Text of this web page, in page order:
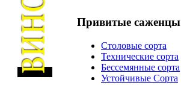
Привитые саженцы
Столовые сорта
Технические сорта
Бессемянные сорта
Устойчивые Сорта